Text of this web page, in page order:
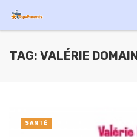
TAG: VALÉRIE DOMAIN
SANTÉ